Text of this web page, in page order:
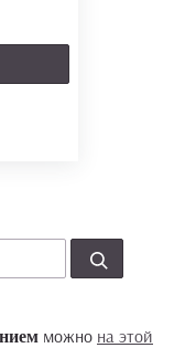
можно на этой